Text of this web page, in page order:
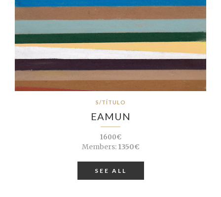
S/TÍTULO
EAMUN
1600€
Members:1350€
SEE ALL